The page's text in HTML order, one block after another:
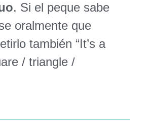
. Si el peque sabe
oralmente que
también “It’s a
/ triangle /